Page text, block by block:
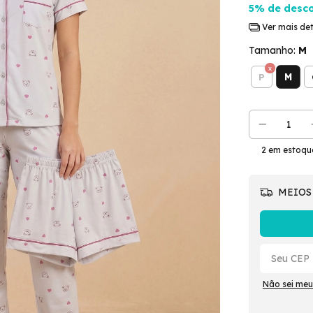
5% de
Ver mais
Tamanho: M
P M
2em
Não sei meu